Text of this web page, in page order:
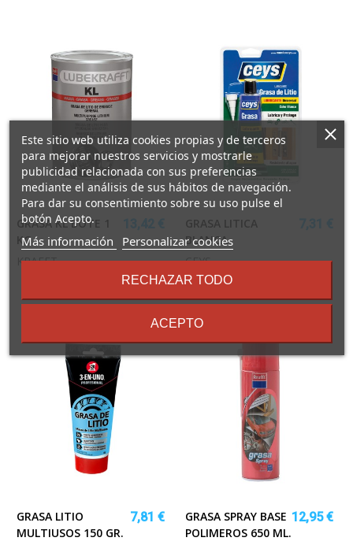
GRASA KL BOTE 1
KG.
KRAFFT
GRASA LITICA
BLANCA
CEYS
GRASA LITIO
MULTIUSOS 150 GR.
7,81 €
GRASA SPRAY BASE
POLIMEROS 650 ML.
12,95 €
Este sitio web utiliza cookies propias y de terceros
para mejorar nuestros servicios y mostrarle
publicidad relacionada con sus preferencias
mediante el análisis de sus hábitos de navegación.
Para dar su consentimiento sobre su uso pulse el
botón Acepto.
Más información
sobre
términos
condiciones
Personalizar cookies
RECHAZAR TODO
ACEPTO